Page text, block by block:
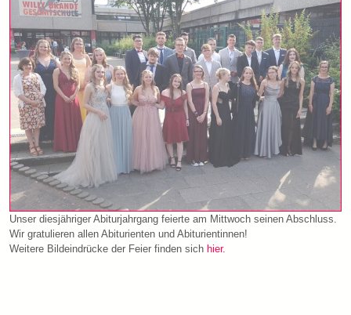
Unser diesjähriger Abiturjahrgang feierte am Mittwoch seinen Abschluss.
Wir gratulieren allen Abiturienten und Abiturientinnen!
Weitere Bildeindrücke der Feier finden sich hier.